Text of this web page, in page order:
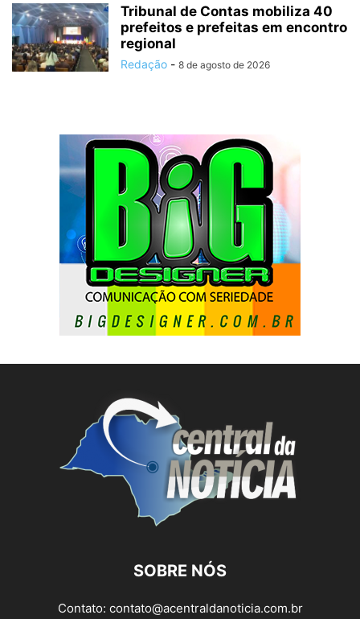
Tribunal de Contas mobiliza 40
prefeitos e prefeitas em encontro
regional
Redação - 8 de agosto de 2026
SOBRE NÓS
Contato: contato@acentraldanoticia.com.br